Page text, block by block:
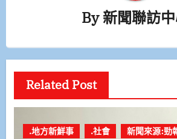
By新聞聯訪
Related Post
.地方新鮮事 .社會 新聞來源:勁